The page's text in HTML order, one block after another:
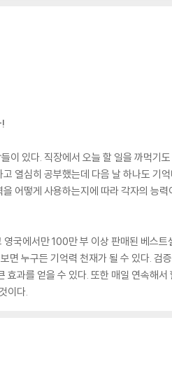
이 있다. 직장에서 오늘 할 일을 까먹기
열심히 공부했는데 다음 날 하나도 기
어떻게 사용하는지에 따라 각자의 능
국에서만 100만 부 이상 판매된 베스
면 누구든 기억력 천재가 될 수 있다. 검
효과를 얻을 수 있다. 또한 매일 연속해
이다.